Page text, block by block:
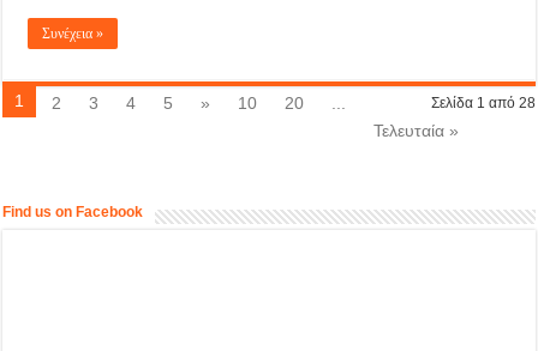
Συνέχεια »
Σελίδα 1 από 28
1 2 3 4 5 » 10 20
Τελευταία »
Find us on Facebook